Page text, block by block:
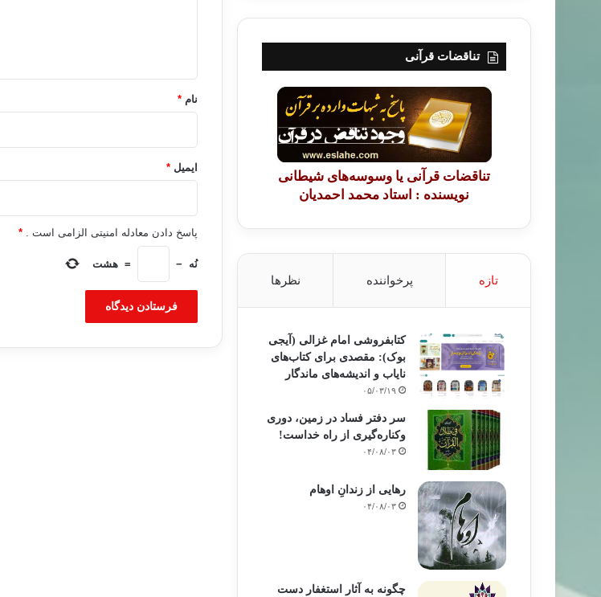
نام *
ایمیل *
پاسخ دادن معادله امنیتی الزامی است . *
نُه −
= هشت
تناقضات قرآنی
تناقضات قرآنی یا وسوسه‌های شیطانی
نویسنده : استاد محمد احمدیان
تازه پرخواننده نظرها
کتابفروشی امام غزالی (آیجی
بوک): مقصدی برای کتاب‌های
نایاب و اندیشه‌های ماندگار
۰۵/۰۳/۱۹
سر دفتر فساد در زمین‌، دوری
وکناره‌گیری از راه خداست‌!
۰۴/۰۸/۰۳
رهایی از زندانِ اوهام
۰۴/۰۸/۰۳
چگونه به آثار استغفار دست